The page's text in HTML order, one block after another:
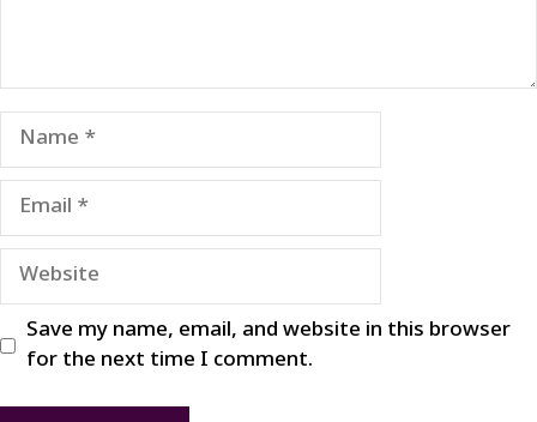
Name
Email
Website
Save my name, email, and website in this browser
for the next time I comment.